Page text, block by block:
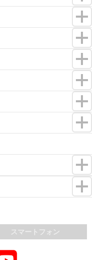
スマートフォン